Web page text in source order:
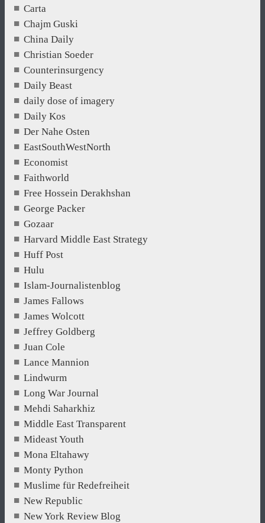
Carta
Chajm Guski
China Daily
Christian Soeder
Counterinsurgency
Daily Beast
daily dose of imagery
Daily Kos
Der Nahe Osten
EastSouthWestNorth
Economist
Faithworld
Free Hossein Derakhshan
George Packer
Gozaar
Harvard Middle East Strategy
Huff Post
Hulu
Islam-Journalistenblog
James Fallows
James Wolcott
Jeffrey Goldberg
Juan Cole
Lance Mannion
Lindwurm
Long War Journal
Mehdi Saharkhiz
Middle East Transparent
Mideast Youth
Mona Eltahawy
Monty Python
Muslime für Redefreiheit
New Republic
New York Review Blog